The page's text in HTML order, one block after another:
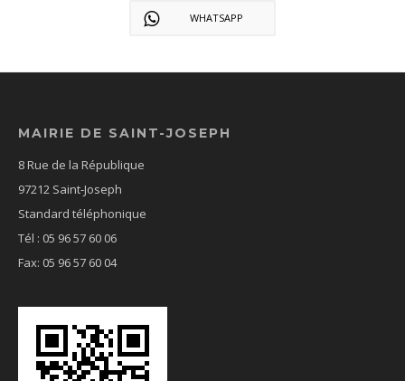
WHATSAPP
MAIRIE DE SAINT-JOSEPH
8 Rue de la République
97212 Saint-Joseph
Standard téléphonique
Tél : 05 96 57 60 06
Fax: 05 96 57 60 04